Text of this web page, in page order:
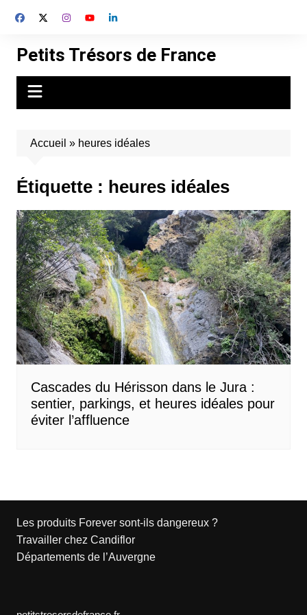
Petits Trésors de France
Accueil » heures idéales
Étiquette : heures idéales
Cascades du Hérisson dans le Jura :
sentier, parkings, et heures idéales pour
éviter l’affluence
Les produits Forever sont-ils dangereux ?
Travailler chez Candiflor
Départements de l’Auvergne